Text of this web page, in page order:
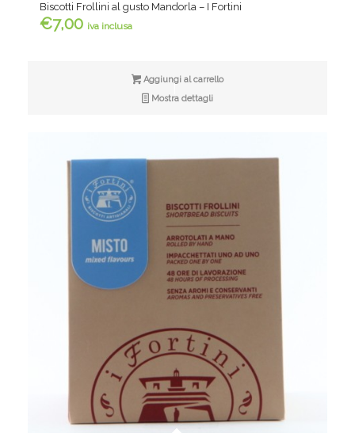
Biscotti Frollini al gusto Mandorla – I Fortini
€7,00 iva inclusa
Aggiungi al carrello
Mostra dettagli